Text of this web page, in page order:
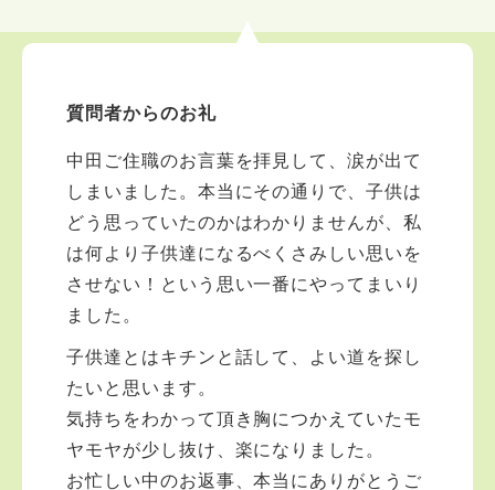
いします。 ※個別相談は、hasunohaオンライン相談よ
ください。 法務を優先させてください。
質問者からのお礼
中田ご住職のお言葉を拝見して、涙が出て
しまいました。本当にその通りで、子供は
どう思っていたのかはわかりませんが、私
は何より子供達になるべくさみしい思いを
させない！という思い一番にやってまいり
ました。
子供達とはキチンと話して、よい道を探し
たいと思います。
気持ちをわかって頂き胸につかえていたモ
ヤモヤが少し抜け、楽になりました。
お忙しい中のお返事、本当にありがとうご